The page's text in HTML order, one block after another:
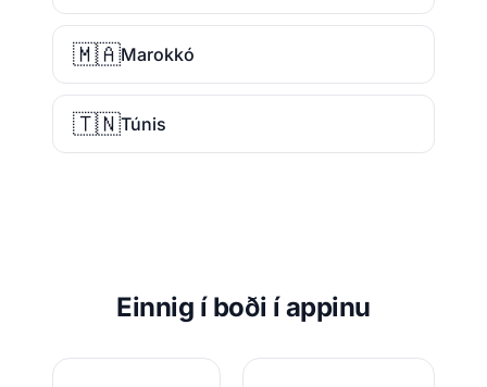
🇲🇦Marokkó
🇹🇳Túnis
Einnig í boði í appinu